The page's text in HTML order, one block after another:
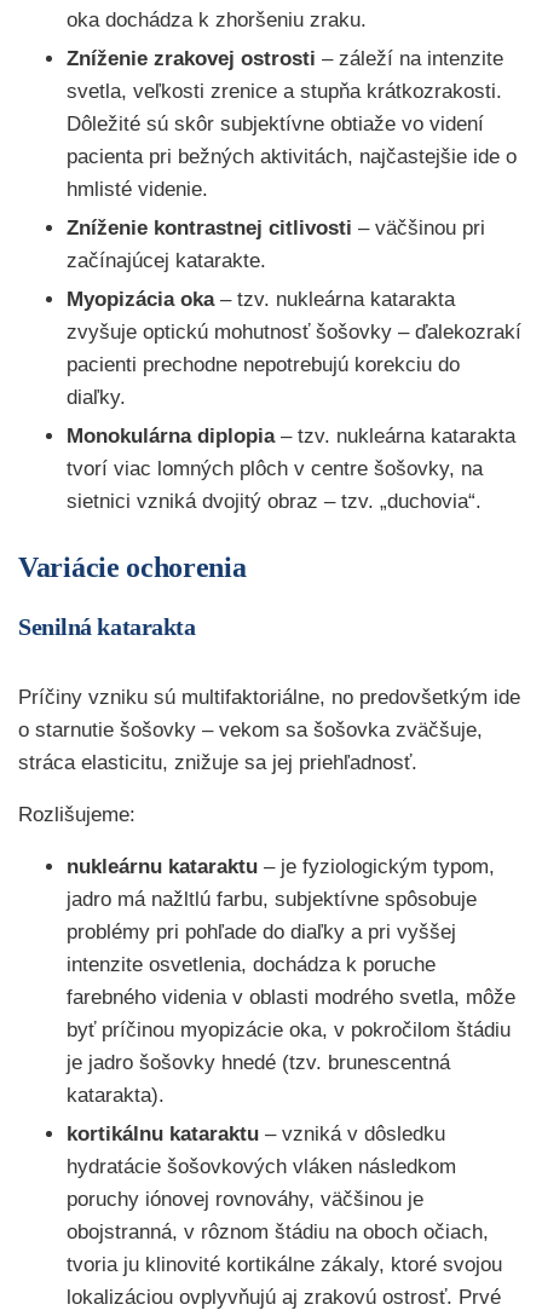
oka dochádza k zhoršeniu zraku.
Zníženie zrakovej ostrosti – záleží na intenzite
svetla, veľkosti zrenice a stupňa krátkozrakosti.
Dôležité sú skôr subjektívne obtiaže vo videní
pacienta pri bežných aktivitách, najčastejšie ide o
hmlisté videnie.
Zníženie kontrastnej citlivosti – väčšinou pri
začínajúcej katarakte.
Myopizácia oka– tzv. nukleárna katarakta
zvyšuje optickú mohutnosť šošovky – ďalekozrakí
pacienti prechodne nepotrebujú korekciu do
diaľky.
Monokulárna diplopia– tzv. nukleárna katarakta
tvorí viac lomných plôch v centre šošovky, na
sietnici vzniká dvojitý obraz – tzv. „duchovia“.
Variácie ochorenia
Senilná katarakta
Príčiny vzniku sú multifaktoriálne, no predovšetkým ide
o starnutie šošovky – vekom sa šošovka zväčšuje,
stráca elasticitu, znižuje sa jej priehľadnosť.
Rozlišujeme:
nukleárnu kataraktu – je fyziologickým typom,
jadro má nažltlú farbu, subjektívne spôsobuje
problémy pri pohľade do diaľky a pri vyššej
intenzite osvetlenia, dochádza k poruche
farebného videnia v oblasti modrého svetla, môže
byť príčinou myopizácie oka, v pokročilom štádiu
je jadro šošovky hnedé (tzv. brunescentná
katarakta).
kortikálnu kataraktu – vzniká v dôsledku
hydratácie šošovkových vláken následkom
poruchy iónovej rovnováhy, väčšinou je
obojstranná, v rôznom štádiu na oboch očiach,
tvoria ju klinovité kortikálne zákaly, ktoré svojou
lokalizáciou ovplyvňujú aj zrakovú ostrosť. Prvé